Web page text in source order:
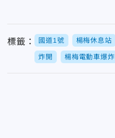
標籤： 國道1號 楊梅休息站
炸開 楊梅電動車爆炸